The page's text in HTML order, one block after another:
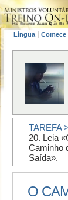
Língua
TAREFA
20. Leia
Caminho
Saída».
O